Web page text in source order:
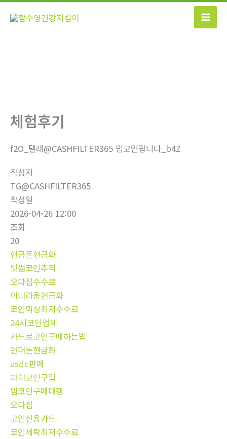
콘
체험후기
f2O_텔레@CASHFILTER365 밈코인팝니다_b4Z
작성자
TG@CASHFILTER365
작성일
2026-04-26 12:00
조회
20
현금돈현금화
빗썸코인추적
오다집수수료
이더리움현금화
코인믹싱최저수수료
24시코인업체
카드로코인구매하는법
언더돈현금화
usdc판매
파이코인구입
밈코인구매대행
오다집
코인신용카드
코인세탁최저수수료